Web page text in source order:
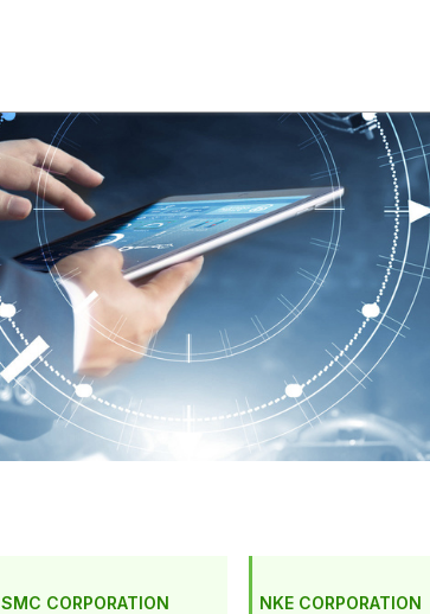
SMC CORPORATION NKE CORPORATION